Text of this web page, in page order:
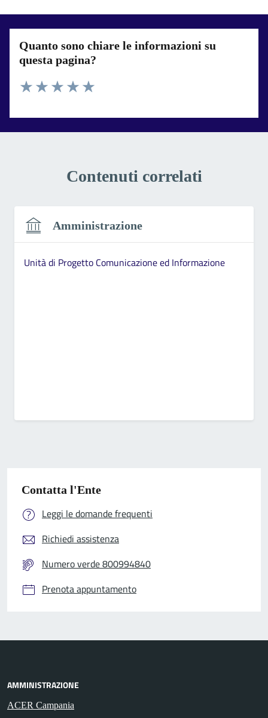
Quanto sono chiare le informazioni su
questa pagina?
Contenuti correlati
Amministrazione
Unità di Progetto Comunicazione ed Informazione
Contatta l'Ente
Leggi le domande frequenti
Richiedi assistenza
Numero verde 800994840
Prenota appuntamento
AMMINISTRAZIONE
ACER Campania